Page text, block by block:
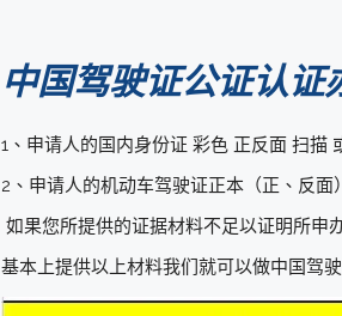
中国驾驶证公证认证
1、申请人的国内身份证 彩色 正反面 扫描
2、申请人的机动车驾驶证正本（正、反
如果您所提供的证据材料不足以证明所申
基本上提供以上材料我们就可以做中国驾